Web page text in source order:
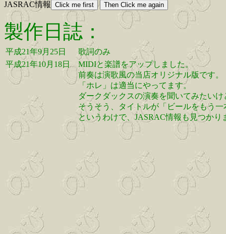
JASRAC情報
製作日誌：
平成21年9月25日
歌詞のみ
平成21年10月18日
MIDIと楽譜をアップしました。
前奏は演歌風の当店オリジナル版です。
「ホレ」は適当にやってます。
ダークダックスの演奏を聞いてみたい
そうそう、タイトルが「ビールをもう
というわけで、JASRAC情報も見つかり